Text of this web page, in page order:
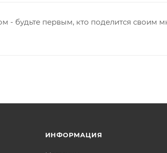
- будьте первым, кто поделится своим
ИНФОРМАЦИЯ